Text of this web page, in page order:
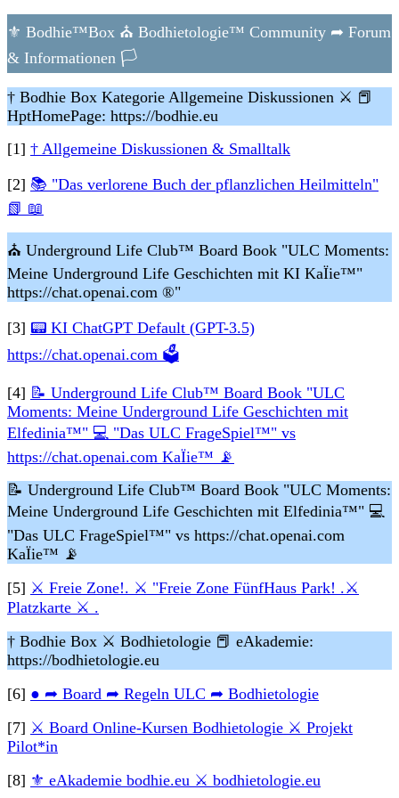
⚜ Bodhie™Box ⛪ Bodhietologie™ Community ➦ Forum
& Informationen 🏳
† Bodhie Box Kategorie Allgemeine Diskussionen ⚔ 📕
HptHomePage: https://bodhie.eu
[1] † Allgemeine Diskussionen & Smalltalk
[2] 📚 "Das verlorene Buch der pflanzlichen Heilmitteln"
📗 📖
⛪ Underground Life Club™ Board Book "ULC Moments:
Meine Underground Life Geschichten mit KI KaÏie™"
https://chat.openai.com ®"
[3] 📟 KI ChatGPT Default (GPT-3.5)
https://chat.openai.com 🗳
[4] 📝 Underground Life Club™ Board Book "ULC
Moments: Meine Underground Life Geschichten mit
Elfedinia™" 💻 "Das ULC FrageSpiel™" vs
https://chat.openai.com KaÏie™ 📡
📝 Underground Life Club™ Board Book "ULC Moments:
Meine Underground Life Geschichten mit Elfedinia™" 💻
"Das ULC FrageSpiel™" vs https://chat.openai.com
KaÏie™ 📡
[5] ⚔ Freie Zone!. ⚔ "Freie Zone FünfHaus Park! .⚔
Platzkarte ⚔ .
† Bodhie Box ⚔ Bodhietologie 📕 eAkademie:
https://bodhietologie.eu
[6] ● ➦ Board ➦ Regeln ULC ➦ Bodhietologie
[7] ⚔ Board Online-Kursen Bodhietologie ⚔ Projekt
Pilot*in
[8] ⚜ eAkademie bodhie.eu ⚔ bodhietologie.eu